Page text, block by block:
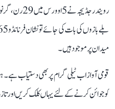
میدان پر موجود ہیں۔
قومی آواز اب ٹیلی گرام پر بھی دستیاب
کو جوائن کرنے کے لئے یہاں کلک کریں اور